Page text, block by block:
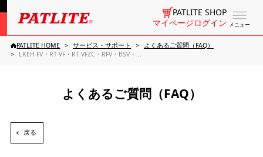
メニュー
PATLITE SHOP
マイページログイン
PATLITE HOME サービス・サポート
よくあるご質問（FAQ）
LKEH-FV・RT-VF・RT-VFZC・RFV・BSV・...
よくあるご質問（FAQ）
戻る